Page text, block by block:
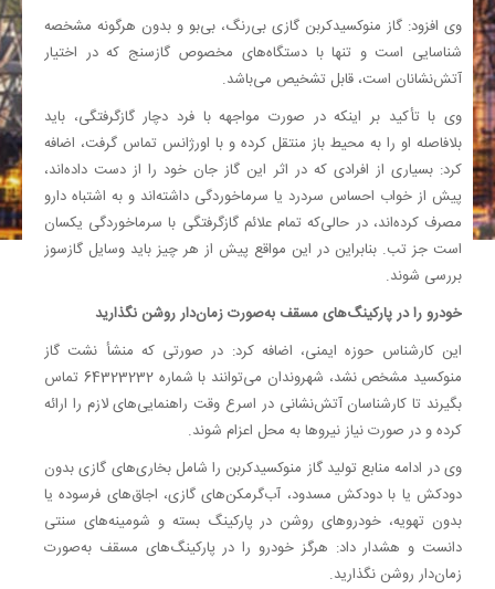
وی افزود: گاز منوکسیدکربن گازی بی‌رنگ، بی‌بو و بدون هرگونه مشخصه
شناسایی است و تنها با دستگاه‌های مخصوص گازسنج که در اختیار
آتش‌نشانان است، قابل تشخیص می‌باشد.
وی با تأکید بر اینکه در صورت مواجهه با فرد دچار گازگرفتگی، باید
بلافاصله او را به محیط باز منتقل کرده و با اورژانس تماس گرفت، اضافه
کرد: بسیاری از افرادی که در اثر این گاز جان خود را از دست داده‌اند،
پیش از خواب احساس سردرد یا سرماخوردگی داشته‌اند و به اشتباه دارو
مصرف کرده‌اند، در حالی‌که تمام علائم گازگرفتگی با سرماخوردگی یکسان
است جز تب. بنابراین در این مواقع پیش از هر چیز باید وسایل گازسوز
بررسی شوند.
خودرو را در پارکینگ‌های مسقف به‌صورت زمان‌دار روشن نگذارید
این کارشناس حوزه ایمنی، اضافه کرد: در صورتی که منشأ نشت گاز
منوکسید مشخص نشد، شهروندان می‌توانند با شماره 64323232 تماس
بگیرند تا کارشناسان آتش‌نشانی در اسرع وقت راهنمایی‌های لازم را ارائه
کرده و در صورت نیاز نیروها به محل اعزام شوند.
وی در ادامه منابع تولید گاز منوکسیدکربن را شامل بخاری‌های گازی بدون
دودکش یا با دودکش مسدود، آب‌گرمکن‌های گازی، اجاق‌های فرسوده یا
بدون تهویه، خودروهای روشن در پارکینگ بسته و شومینه‌های سنتی
دانست و هشدار داد: هرگز خودرو را در پارکینگ‌های مسقف به‌صورت
زمان‌دار روشن نگذارید.